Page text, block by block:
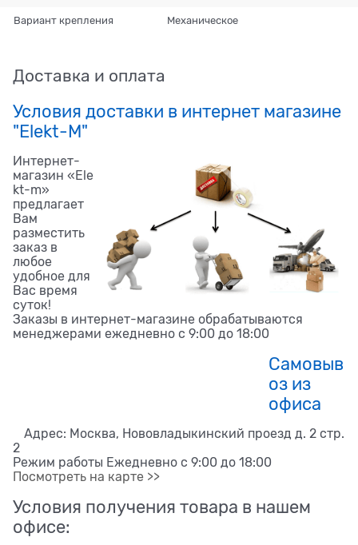
Вариант крепления Механическое
Доставка и оплата
Условия доставки в интернет магазине
"Elekt-M"
Интернет-
магазин «Ele
kt-m»
предлагает
Вам
разместить
заказ в
любое
удобное для
Вас время
суток!
Заказы в интернет-магазине обрабатываются
менеджерами ежедневно с 9:00 до 18:00
Самовыв
оз из
офиса
Адрес: Москва, Нововладыкинский проезд д. 2 стр.
2
Режим работы Ежедневно с 9:00 до 18:00
Посмотреть на карте >>
Условия получения товара в нашем
офисе: